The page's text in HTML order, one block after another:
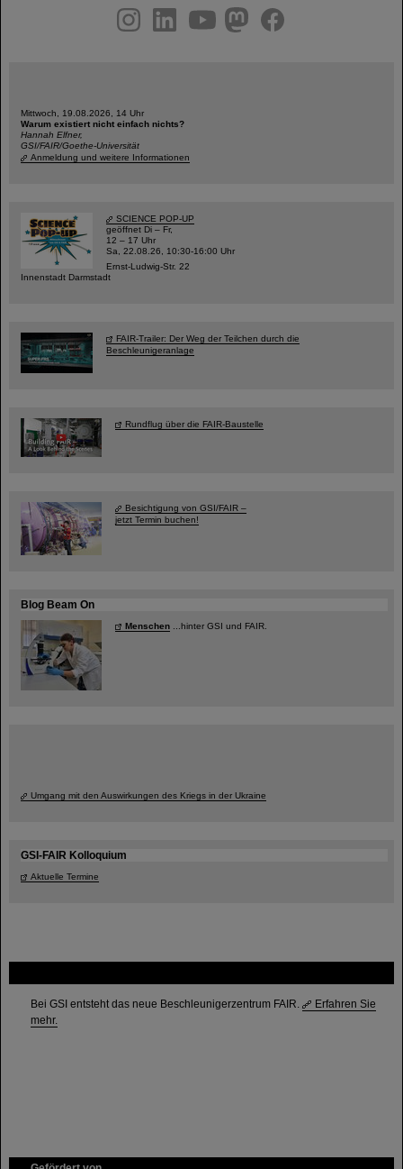
Bei GSI entsteht das neue Beschleunigerzentrum FAIR.
Erfahren Sie
mehr.
youtubehelmholtz.socialfacebook
Mittwoch, 19.08.2026, 14 Uhr
Warum existiert nicht einfach nichts?
Hannah Elfner,
GSI/FAIR/Goethe-Universität
Anmeldung und weitere Informationen
SCIENCE POP-UP
geöffnet Di – Fr,
12 – 17 Uhr
Sa, 22.08.26, 10:30-16:00 Uhr
Ernst-Ludwig-Str. 22
Innenstadt Darmstadt
FAIR-Trailer: Der Weg der Teilchen durch die
Beschleunigeranlage
Rundflug über die FAIR-Baustelle
Besichtigung von GSI/FAIR –
jetzt Termin buchen!
Blog Beam On
Menschen ...hinter GSI und FAIR.
Umgang mit den Auswirkungen des Kriegs in der Ukraine
GSI-FAIR Kolloquium
Aktuelle Termine